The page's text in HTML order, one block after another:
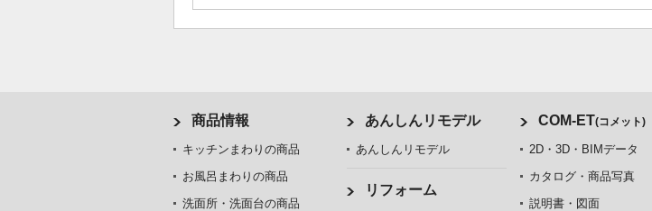
商品情報
キッチンまわりの商品
お風呂まわりの商品
洗面所・洗面台の商品
あんしんリモデル
あんしんリモデル
リフォーム
COM-ET(コメット)
2D・3D・BIMデータ
カタログ・商品写真
説明書・図面